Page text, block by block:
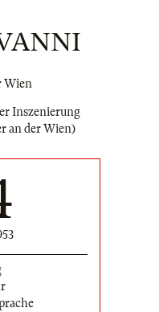
Wien
Inszenierung
an der Wien)